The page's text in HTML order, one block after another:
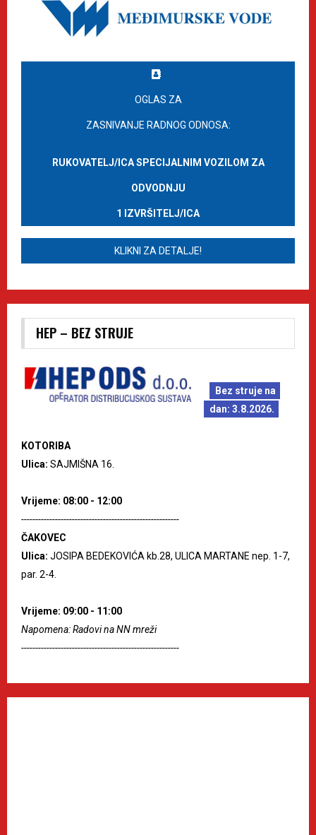
OGLAS ZA
ZASNIVANJE RADNOG ODNOSA:
RUKOVATELJ/ICA SPECIJALNIM VOZILOM ZA
ODVODNJU
1 IZVRŠITELJ/ICA
KLIKNI ZA DETALJE!
HEP – BEZ STRUJE
Bez struje na
dan: 3.8.2026.
KOTORIBA
Ulica: SAJMIŠNA 16.
Vrijeme: 08:00 - 12:00
--------------------------------------------------------
ČAKOVEC
Ulica: JOSIPA BEDEKOVIĆA kb.28, ULICA MARTANE nep. 1-7,
par. 2-4.
Vrijeme: 09:00 - 11:00
Napomena: Radovi na NN mreži
--------------------------------------------------------